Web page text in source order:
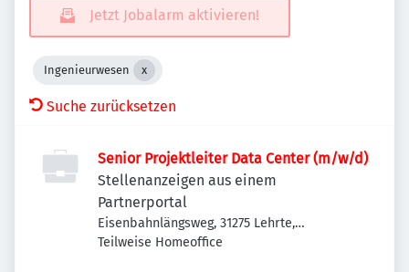
Jetzt Jobalarm aktivieren!
Ingenieurwesen
Suche zurücksetzen
Senior Projektleiter Data Center (m/w/d)
Stellenanzeigen aus einem
Partnerportal
Eisenbahnlängsweg, 31275 Lehrte,
Deutschland
Teilweise Homeoffice